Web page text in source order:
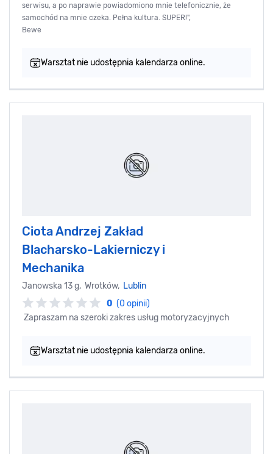
serwisu, a po naprawie powiadomiono mnie telefonicznie, że
samochód na mnie czeka. Pełna kultura. SUPER!",
Bewe
Warsztat nie udostępnia kalendarza online.
Ciota Andrzej Zakład
Blacharsko-Lakierniczy i
Mechanika
Janowska 13 g, Wrotków, Lublin
0 (0 opinii)
Zapraszam na szeroki zakres usług motoryzacyjnych
Warsztat nie udostępnia kalendarza online.